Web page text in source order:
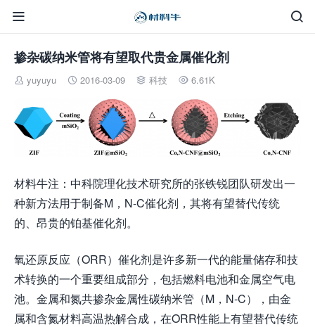


掺杂碳纳米管将有望取代贵金属催化剂
 yuyuyu  2016-03-09  科技  6.61K
材料牛注：中科院理化技术研究所的张铁锐团队研发出一
种新方法用于制备M，N-C催化剂，其将有望替代传统
的、昂贵的铂基催化剂。
氧还原反应（ORR）催化剂是许多新一代的能量储存和技
术转换的一个重要组成部分，包括燃料电池和金属空气电
池。金属和氮共掺杂金属性碳纳米管（M，N-C），由金
属和含氮材料高温热解合成，在ORR性能上有望替代传统